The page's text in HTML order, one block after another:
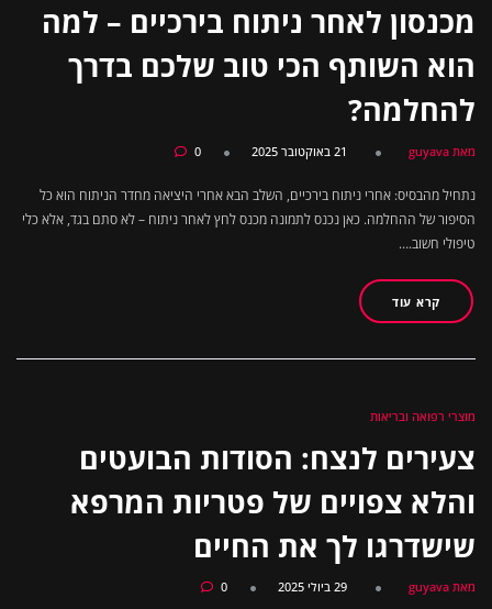
מכנסון לאחר ניתוח בירכיים – למה
הוא השותף הכי טוב שלכם בדרך
להחלמה?
מאת guyava 21 באוקטובר 2025 0
נתחיל מהבסיס: אחרי ניתוח בירכיים, השלב הבא אחרי היציאה מחדר הניתוח הוא כל
הסיפור של ההחלמה. כאן נכנס לתמונה מכנס לחץ לאחר ניתוח – לא סתם בגד, אלא כלי
טיפולי חשוב.…
קרא עוד
מוצרי רפואה ובריאות
צעירים לנצח: הסודות הבועטים
והלא צפויים של פטריות המרפא
שישדרגו לך את החיים
מאת guyava 29 ביולי 2025 0